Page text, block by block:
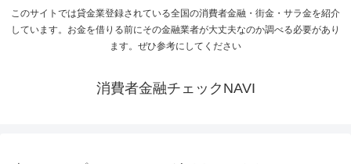
このサイトでは貸金業登録されている全国の消費者金融・街金・サラ金を紹介
しています。お金を借りる前にその金融業者が大丈夫なのか調べる必要があり
ます。ぜひ参考にしてください
消費者金融チェックNAVI